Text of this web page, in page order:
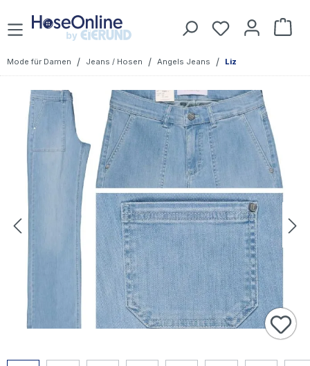
Zum Hauptinhalt springen Du hast 0
Mode für Damen / Jeans / Hosen / Angels Jeans / Liz
Bildergalerie überspringen